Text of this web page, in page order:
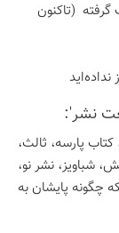
(تاكنون
نشر':
پارسه، ثالث،
شباویز، نشر نو،
چگونه پایشان به